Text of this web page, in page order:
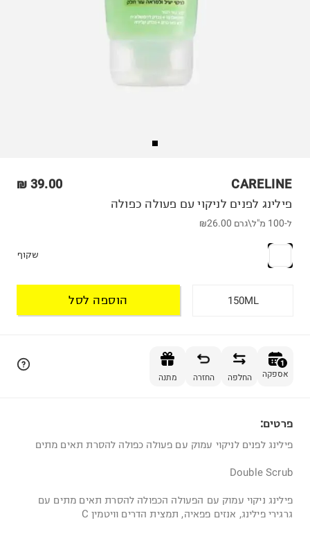
CARELINE
39.00 ₪
פילינג לפנים לניקוי עם פעולה כפולה
₪26.00 ל-100 מ"ל\גרם
שקוף
150ML הוספה לסל
1
אספקה החלפה החזרה מתנה
פרטים:
פילינג לפנים לניקוי עמוק עם פעולה כפולה להסרת תאים מתים
Double Scrub
פילינג ניקוי עמוק עם הפעולה הכפולה להסרת תאים מתים עם
גרגירי פילינג, אנזים פפאיה, תמצית הדרים וויטמין C